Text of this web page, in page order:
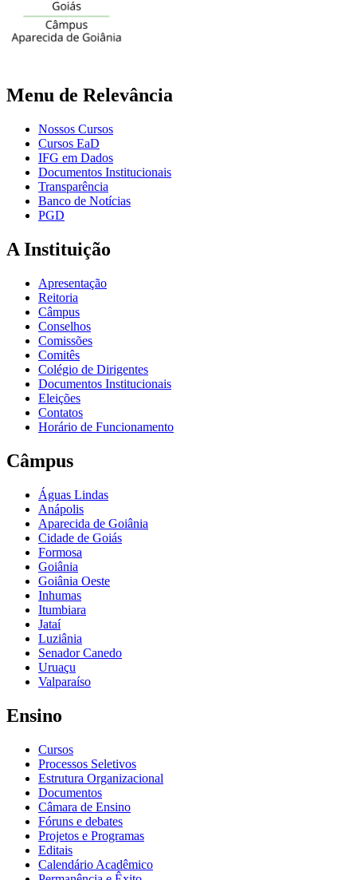
Menu de Relevância
Nossos Cursos
Cursos EaD
IFG em Dados
Documentos Institucionais
Transparência
Banco de Notícias
PGD
A Instituição
Apresentação
Reitoria
Câmpus
Conselhos
Comissões
Comitês
Colégio de Dirigentes
Documentos Institucionais
Eleições
Contatos
Horário de Funcionamento
Câmpus
Águas Lindas
Anápolis
Aparecida de Goiânia
Cidade de Goiás
Formosa
Goiânia
Goiânia Oeste
Inhumas
Itumbiara
Jataí
Luziânia
Senador Canedo
Uruaçu
Valparaíso
Ensino
Cursos
Processos Seletivos
Estrutura Organizacional
Documentos
Câmara de Ensino
Fóruns e debates
Projetos e Programas
Editais
Calendário Acadêmico